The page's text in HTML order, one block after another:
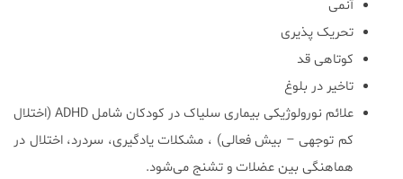
آنمی
تحریک پذیری
کوتاهی قد
تاخیر در بلوغ
علائم نورولوژیکی بیماری سلیاک در کودکان شامل ADHD (اختلال
کم توجهی – بیش فعالی) ، مشکلات یادگیری، سردرد، اختلال در
هماهنگی بین عضلات و تشنج می‌شود.